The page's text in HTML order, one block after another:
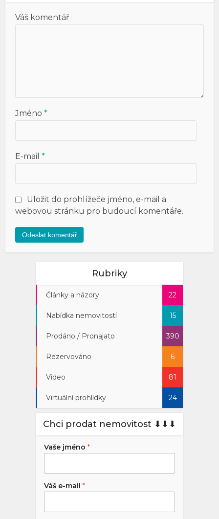
Váš komentář
Jméno*
E-mail*
Uložit do prohlížeče jméno, e-mail a
webovou stránku pro budoucí komentáře.
Rubriky
Články a názory 22
Nabídka nemovitostí 15
Prodáno / Pronajato 390
Rezervováno 6
Video 81
Virtuální prohlídky 24
Chci prodat nemovitost ⬇︎⬇︎⬇︎
Vaše jméno *
Váš e-mail *